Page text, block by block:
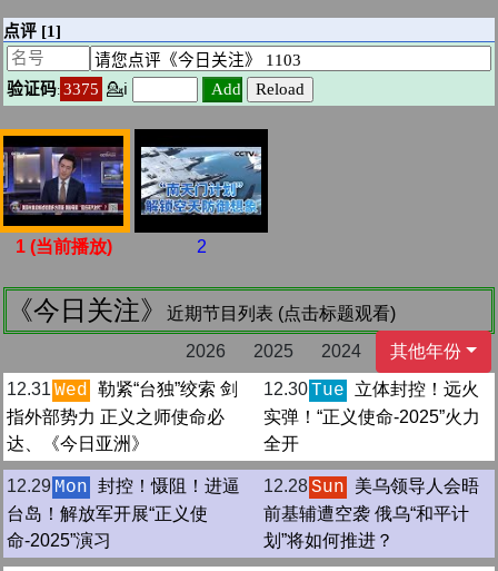
1 (当前播放) 2
《今日关注》
近期节目列表 (点击标题观看)
2026
2025 2024
其他年份
12.31 Wed 勒紧“台独”绞索 剑
指外部势力 正义之师使命必
达、《今日亚洲》
12.30Tue
立体封控！远火
实弹！“正义使命-2025”火力
全开
12.29 Mon 封控！慑阻！进逼
台岛！解放军开展“正义使
命-2025”演习
12.28Sun
美乌领导人会晤
前基辅遭空袭 俄乌“和平计
划”将如何推进？